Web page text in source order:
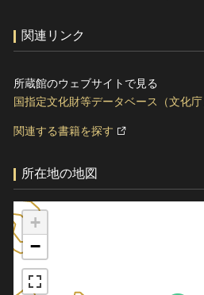
関連リンク
所蔵館のウェブサイトで見る
国指定文化財等データベース（文化庁
関連する書籍を探す
所在地の地図
+
−